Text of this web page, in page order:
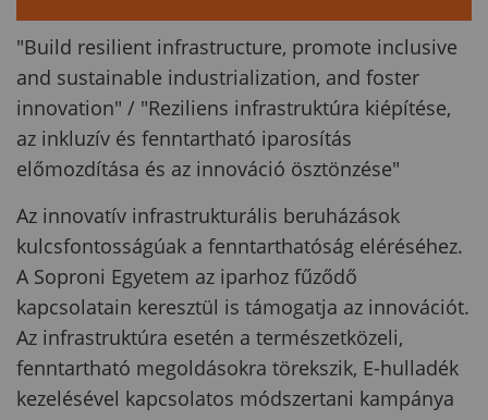
"Build resilient infrastructure, promote inclusive
and sustainable industrialization, and foster
innovation" / "Reziliens infrastruktúra kiépítése,
az inkluzív és fenntartható iparosítás
előmozdítása és az innováció ösztönzése"
Az innovatív infrastrukturális beruházások
kulcsfontosságúak a fenntarthatóság eléréséhez.
A Soproni Egyetem az iparhoz fűződő
kapcsolatain keresztül is támogatja az innovációt.
Az infrastruktúra esetén a természetközeli,
fenntartható megoldásokra törekszik, E-hulladék
kezelésével kapcsolatos módszertani kampánya